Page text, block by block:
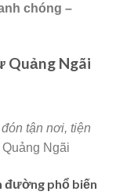
chóng –
Quảng Ngãi
tận nơi, tiện
Ngãi
đường phổ biến